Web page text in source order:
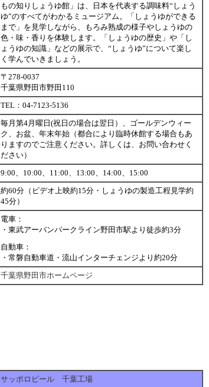
もの知りしょうゆ館」は、日本を代表する調味料“しょう
ゆ”のすべてがわかるミュージアム。「しょうゆができる
まで」を見学しながら、もろみ熟成の様子やしょうゆの
色・味・香りを体験します。「しょうゆの歴史」や「し
ょうゆの知識」などの展示で、“しょうゆ”について楽し
く学んでいきましょう。
〒278-0037
千葉県野田市野田110
TEL：04-7123-5136
毎月第4月曜日(祝日の場合は翌日）、ゴールデンウィー
ク、お盆、年末年始（都合により臨時休館する場合もあ
りますのでご注意ください。詳しくは、お問い合わせく
ださい）
9:00、10:00、11:00、13:00、14:00、15:00
約60分（ビデオ上映約15分・しょうゆの製造工程見学約
45分）
電車：
・東武アーバンパークライン野田市駅より徒歩約3分
自動車：
・常磐自動車道・流山インターチェンジより約20分
千葉県野田市ホームページ
サッポロビール 千葉工場